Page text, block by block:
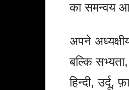
का समन्वय
अपने
बल्कि
हिन्दी, उर्दू,